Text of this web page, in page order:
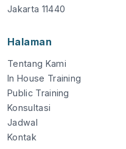
Jakarta 11440
Halaman
Tentang Kami
In House Training
Public Training
Konsultasi
Jadwal
Kontak